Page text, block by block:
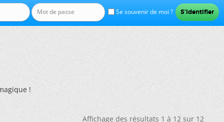
Se souvenir de moi ?
!
Affichage des résultats 1 à 12 sur 12